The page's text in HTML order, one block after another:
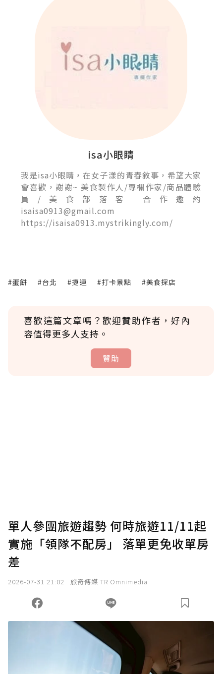
isa小眼睛
我是isa小眼睛，在女子漾的青春敘事，希望大家
會喜歡，謝謝~ 美食製作人/專欄作家/商品體驗
員/美食部落客 合作邀約
isaisa0913@gmail.com
https://isaisa0913.mystrikingly.com/
#蛋餅 #台北 #捷運 #打卡景點 #美食探店
喜歡這篇文章嗎？歡迎贊助作者，好內
容值得更多人支持。
贊助
確認送出
您當前剩餘 U 利點數：0點；前往 購買點數
單人參團旅遊趨勢 何時旅遊11/11起
實施「領隊不配房」 落單更免收單房
差
2026-07-31 21:02 旅奇傳媒 TR Omnimedia